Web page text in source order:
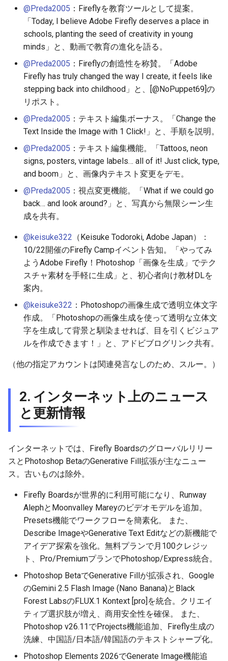
2026-04-17
2026-04-16
2026-04-15
2026-04-14
2026-04-12
2026-04-11
2026-04-09
2026-04-08
2026-04-07
2026-04-05
2026-04-04
2026-04-03
2026-03-30
2026-03-28
2026-03-27
2026-03-26
2026-03-25
2026-03-24
2026-03-23
2026-03-22
2025-10-02
2025-10-01
2025-09-30
2025-09-29
2025-09-27
2025-09-26
2025-09-24
2025-09-23
2025-09-22
2025-09-17
2025-09-16
2025-09-15
2025-09-10
2025-09-08
2025-09-07
2025-09-06
2025-09-05
2025-09-04
2025-09-03
2025-09-02
2026-04-17
2026-04-16
2026-04-15
2026-04-14
2026-04-12
2026-04-11
2026-04-09
2026-04-08
2026-04-07
2026-04-05
2026-04-04
2026-04-03
2026-03-30
2026-03-28
2026-03-27
2026-03-26
2026-03-25
2026-03-24
2026-03-23
2026-03-22
2025-10-02
2025-10-01
2025-09-30
2025-09-29
2025-09-27
2025-09-26
2025-09-24
2025-09-23
2025-09-22
2025-09-20
2025-09-19
2025-09-18
2025-09-14
2025-09-12
2025-09-11
2025-09-10
2025-09-09
2025-09-08
2025-09-07
2025-09-06
2026-04-14
2026-04-13
2026-04-12
2026-04-11
2026-04-09
2026-04-08
2026-04-06
2026-04-05
2026-04-04
2026-04-02
2026-04-01
2026-03-31
2026-03-27
2026-03-25
2026-03-24
2026-03-23
2026-03-22
2026-03-21
2026-03-20
2026-03-19
2025-10-02
2025-10-01
2025-09-30
2025-09-29
2025-09-27
2025-09-26
2025-09-24
2025-09-23
2025-09-22
2025-09-21-week
2025-09-20
2025-09-19
2026-04-13
2026-04-12
2026-04-11
2026-04-10
2026-04-08
2026-04-07
2026-04-05
2026-04-04
2026-04-03
2026-04-01
2026-03-31
2026-03-30
2026-03-26
2026-03-24
2026-03-23
2026-03-22
2026-03-21
2026-03-20
2026-03-19
2026-03-18
2025-10-02
2025-10-01
2025-09-30
2025-09-29
2025-09-27
2025-09-26
2025-09-24
2025-09-23
2025-09-22
2025-09-20
@Preda2005 ：Fireflyを教育ツールとして提案。
「Today, I believe Adobe Firefly deserves a place in
schools, planting the seed of creativity in young
minds」と、動画で教育の進化を語る。
@Preda2005 ：Fireflyの創造性を称賛。「Adobe
Firefly has truly changed the way I create, it feels like
stepping back into childhood」と、[@NoPuppet69]の
リポスト。
@Preda2005 ：テキスト編集ボーナス。「Change the
Text Inside the Image with 1 Click!」と、手順を説明。
@Preda2005 ：テキスト編集機能。「Tattoos, neon
signs, posters, vintage labels… all of it! Just click, type,
and boom」と、画像内テキスト変更をデモ。
@Preda2005 ：視点変更機能。「What if we could go
back… and look around?」と、写真から無限シーン生
成を共有。
@keisuke322 （Keisuke Todoroki, Adobe Japan）：
10/22開催のFirefly Campイベント告知。「やってみ
ようAdobe Firefly！Photoshop「画像を生成」でテク
スチャ素材を手軽に生成」と、初心者向け教材DLを
案内。
@keisuke322 ：Photoshopの画像生成で透明立体文字
作成。「Photoshopの画像生成を使って透明な立体文
字を生成して背景と馴染ませれば、目を引くビジュア
ルを作成できます！」と、アドビブログリンク共有。
（他の指定アカウントは関連発言なしのため、スルー。）
2. インターネット上のニュース
と更新情報
インターネットでは、Firefly Boardsのグローバルリリー
スとPhotoshop BetaのGenerative Fill拡張が主なニュー
ス。古いものは除外。
Firefly Boardsが世界的に利用可能になり、Runway
AlephとMoonvalley Mareyのビデオモデルを追加。
Presets機能でワークフローを簡素化。 また、
Describe ImageやGenerative Text Editなどの新機能で
アイデア探索を強化。無料プランで月100クレジッ
ト、Pro/PremiumプランでPhotoshop/Express統合。
Photoshop BetaでGenerative Fillが拡張され、Google
のGemini 2.5 Flash Image (Nano Banana)とBlack
Forest LabsのFLUX.1 Kontext [pro]を統合。クリエイ
ティブ選択肢が増え、商用安全性を確保。 また、
Photoshop v26.11でProjects機能追加、Firefly生成の
洗練、中国語/日本語/韓国語のテキストシャープ化。
Photoshop Elements 2026でGenerate Image機能追